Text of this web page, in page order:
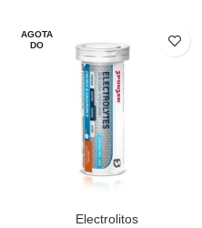
AGOTA
DO
Electrolitos